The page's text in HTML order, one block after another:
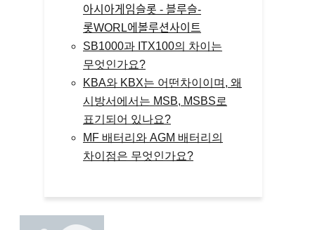
아시아게임슬­롯 - 블루슬­
롯WORL에볼루션사이트
SB1000과 ITX100의 차이는
무엇인가요?
KBA와 KBX는 어떤차이이며, 왜
시방서에서는 MSB, MSBS로
표기되어 있나요?
MF 배터리와 AGM 배터리의
차이점은 무엇인가요?